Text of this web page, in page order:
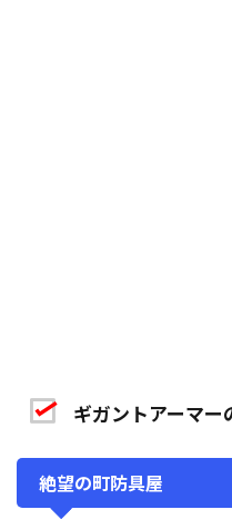
ギガントアーマー
絶望の町防具屋